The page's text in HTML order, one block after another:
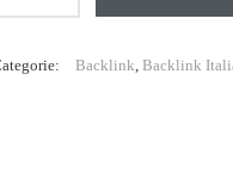
Backlink, Backlink